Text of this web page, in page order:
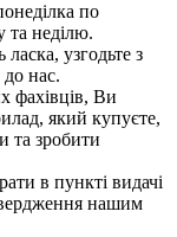
по
та неділю.
ласка, узгодьте з
нас.
фахівців, Ви
який купуєте,
та зробити
в пункті видачі
нашим